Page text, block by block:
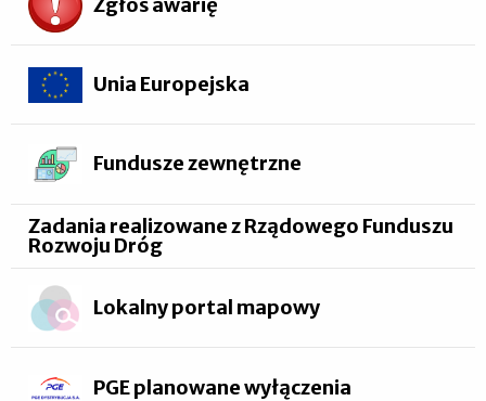
Unia Europejska
Fundusze zewnętrzne
Zadania realizowane z Rządowego Funduszu
Rozwoju Dróg
Lokalny portal mapowy
PGE planowane wyłączenia